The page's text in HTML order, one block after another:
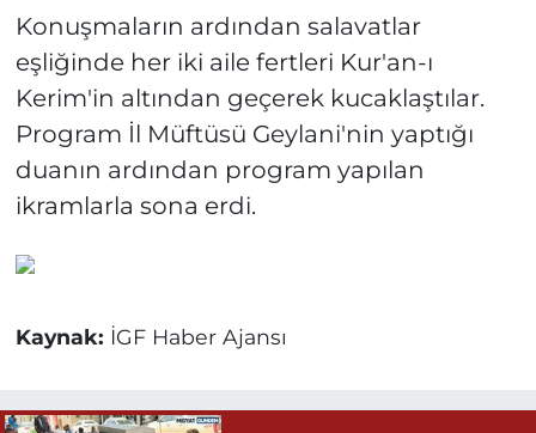
Konuşmaların ardından salavatlar
eşliğinde her iki aile fertleri Kur'an-ı
Kerim'in altından geçerek kucaklaştılar.
Program İl Müftüsü Geylani'nin yaptığı
duanın ardından program yapılan
ikramlarla sona erdi.
Kaynak: İGF Haber Ajansı